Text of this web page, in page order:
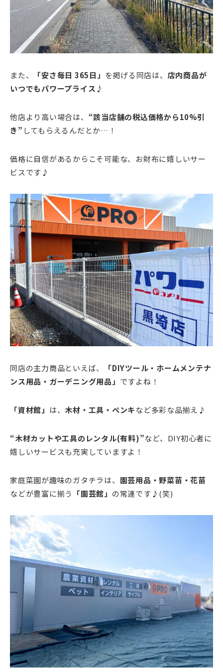
また、 「安さ毎日 365日」 を掲げる同店は、 店内商品が
いつでもパワープライス ♪
他店より高い場合は、 “該当店舗の税込価格から10%引
き” してもらえるんだとか…！
価格に自信があるからこそ可能な、お財布に嬉しいサー
ビスです♪
同店の主力商品といえば、
「DIYツール・ホームメンテナ
ンス用品・ガーデニング用品」 ですよね！
「資材館」 は、 木材・工具・ペンキなど多彩な品揃え♪
“木材カットや工具のレンタル(有料)”など、DIY初心者に
嬉しいサービスも充実していますよ！
家庭菜園が趣味のガタチラは、 園芸用品・野菜苗・花苗
などが豊富に揃う
「園芸館」 の常連です♪(笑)